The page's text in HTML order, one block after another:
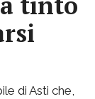
di Asti che,